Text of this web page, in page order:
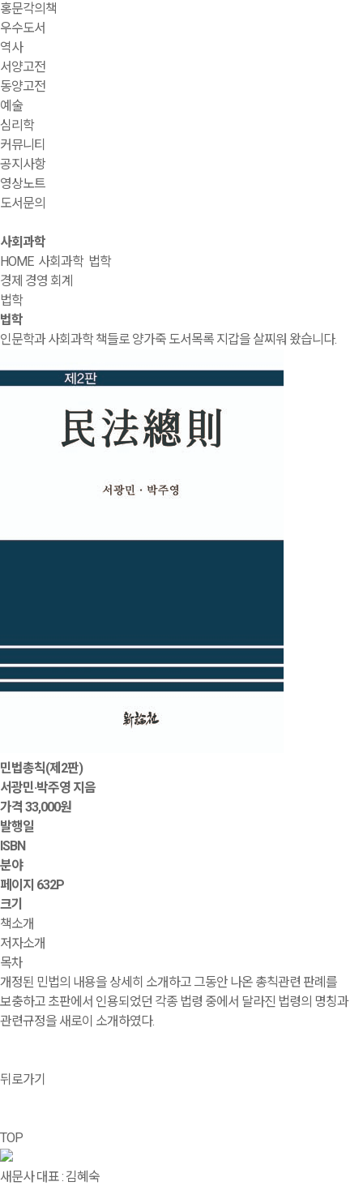
홍문각의책
우수도서
역사
서양고전
동양고전
예술
심리학
커뮤니티
공지사항
영상노트
도서문의
사회과학
HOME 사회과학 법학
경제 경영 회계
법학
법학
인문학과 사회과학 책들로 양가죽 도서목록 지갑을 살찌워 왔습니다.
민법총칙(제2판)
서광민·박주영 지음
가격 33,000원
발행일
ISBN
분야
페이지 632P
크기
책소개
저자소개
목차
개정된 민법의 내용을 상세히 소개하고 그동안 나온 총칙관련 판례를
보충하고 초판에서 인용되었던 각종 법령 중에서 달라진 법령의 명칭과
관련규정을 새로이 소개하였다.
뒤로가기
TOP
새문사 대표 : 김혜숙